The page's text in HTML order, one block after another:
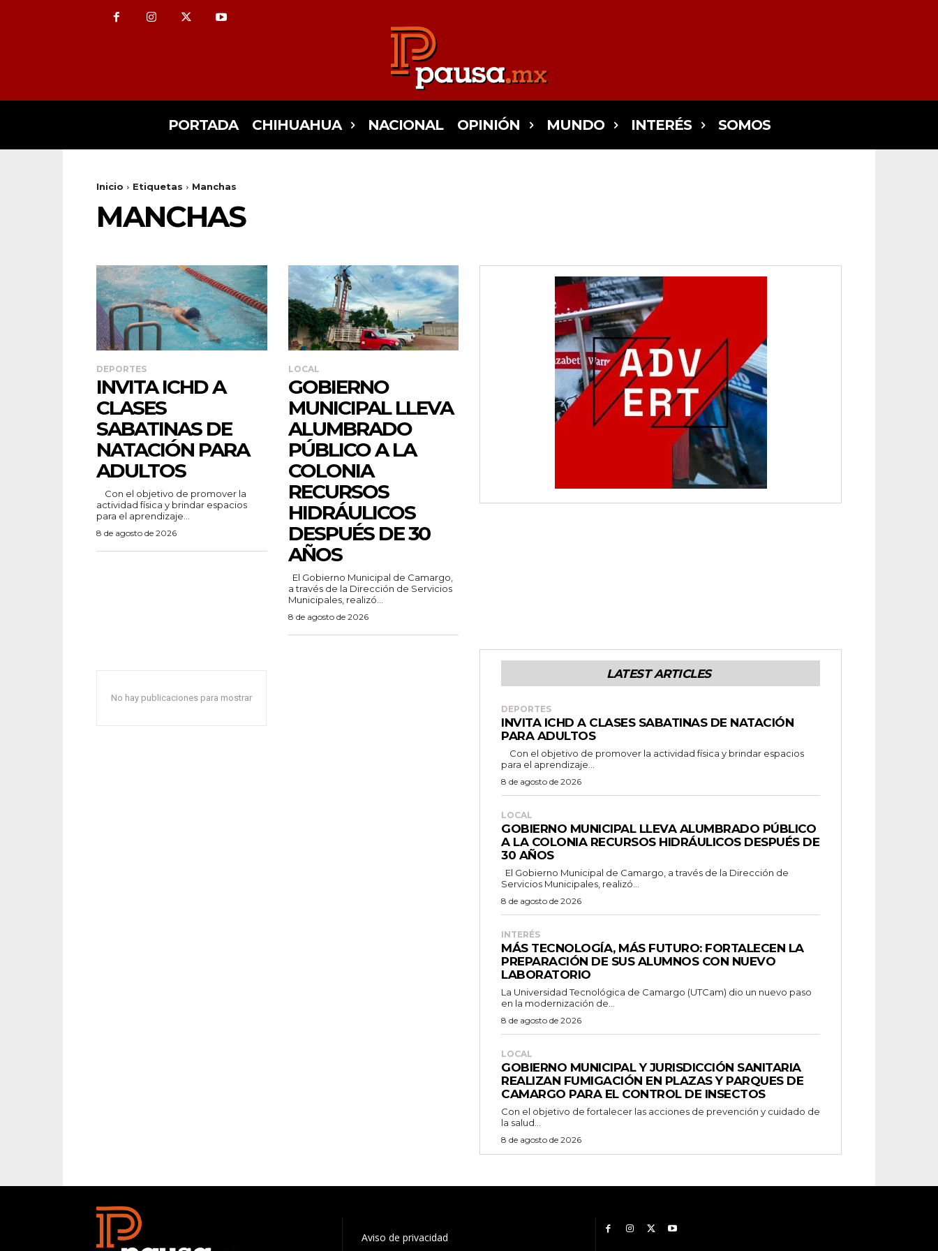
PORTADA CHIHUAHUA NACIONAL OPINIÓN MUNDO INTERÉS SOMOS
Inicio Etiquetas Manchas
MANCHAS
DEPORTES
INVITA ICHD A
CLASES
SABATINAS DE
NATACIÓN PARA
ADULTOS
actividad física y brindar espacios
para el aprendizaje...
8 de agosto de 2026
LOCAL
GOBIERNO
MUNICIPAL LLEVA
ALUMBRADO
PÚBLICO A LA
COLONIA
RECURSOS
HIDRÁULICOS
DESPUÉS DE 30
AÑOS
a través de la Dirección de Servicios
Municipales, realizó...
8 de agosto de 2026
No hay publicaciones para mostrar
LATEST ARTICLES
DEPORTES
INVITA ICHD A CLASES SABATINAS DE NATACIÓN
PARA ADULTOS
para el aprendizaje...
8 de agosto de 2026
LOCAL
GOBIERNO MUNICIPAL LLEVA ALUMBRADO PÚBLICO
A LA COLONIA RECURSOS HIDRÁULICOS DESPUÉS DE
30 AÑOS
Servicios Municipales, realizó...
8 de agosto de 2026
INTERÉS
MÁS TECNOLOGÍA, MÁS FUTURO: FORTALECEN LA
PREPARACIÓN DE SUS ALUMNOS CON NUEVO
LABORATORIO
La Universidad Tecnológica de Camargo (UTCam) dio un nuevo paso
en la modernización de...
8 de agosto de 2026
LOCAL
GOBIERNO MUNICIPAL Y JURISDICCIÓN SANITARIA
REALIZAN FUMIGACIÓN EN PLAZAS Y PARQUES DE
CAMARGO PARA EL CONTROL DE INSECTOS
Con el objetivo de fortalecer las acciones de prevención y cuidado de
la salud...
8 de agosto de 2026
Aviso de privacidad